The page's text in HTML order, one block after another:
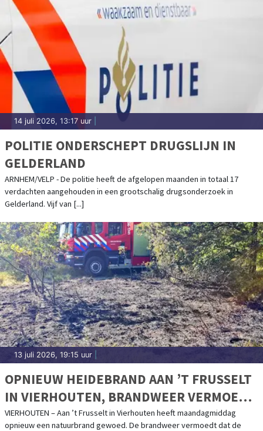
14 juli 2026, 13:17 uur
POLITIE ONDERSCHEPT DRUGSLIJN IN
GELDERLAND
ARNHEM/VELP - De politie heeft de afgelopen maanden in totaal 17
verdachten aangehouden in een grootschalig drugsonderzoek in
Gelderland. Vijf van [...]
13 juli 2026, 19:15 uur
OPNIEUW HEIDEBRAND AAN ’T FRUSSELT
IN VIERHOUTEN, BRANDWEER VERMOEDT
BRANDSTICHTING
VIERHOUTEN – Aan ’t Frusselt in Vierhouten heeft maandagmiddag
opnieuw een natuurbrand gewoed. De brandweer vermoedt dat de